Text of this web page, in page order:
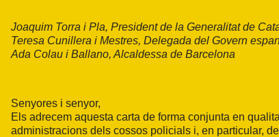
Joaquim Torra i Pla, President de la Generalitat de
Teresa Cunillera i Mestres, Delegada del Govern
Ada Colau i Ballano, Alcaldessa de Barcelona
Senyores i senyor,
Els adrecem aquesta carta de forma conjunta en
administracions dels cossos policials i, en particular,